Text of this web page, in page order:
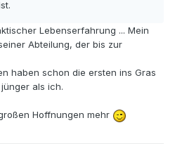
Lebenserfahrung ... Mein
Abteilung, der bis zur
haben schon die ersten ins Gras
als ich.
Hoffnungen mehr